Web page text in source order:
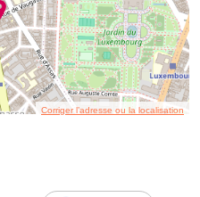
Corriger l’adresse ou la localisation